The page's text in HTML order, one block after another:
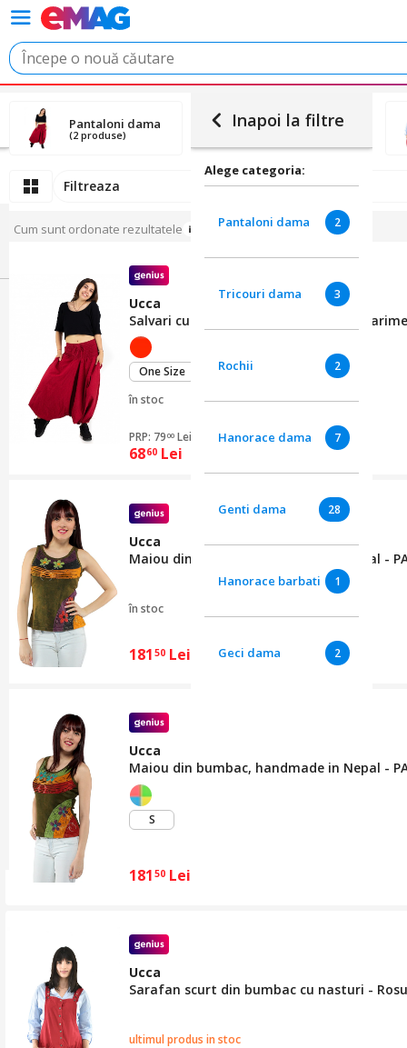
Inapoi la filtre
Alege categoria:
Pantaloni dama 2
Tricouri dama 3
Rochii 2
Hanorace dama 7
Genti dama 28
Hanorace barbati 1
Geci dama 2
Pantaloni dama
(2 produse)
Tricouri dama
(3 produse)
Filtreaza
Cum sunt ordonate rezultatele
Ucca
Salvari cu banda lata si print, Rosu,
One Size
în stoc
PRP: 79 00 Lei
6860 Lei
Ucca
Maiou din bumbac, handmade in Nepal -
în stoc
181 50 Lei
Ucca
Maiou din bumbac, handmade in Nepal -
S
181 50 Lei
Ucca
Sarafan scurt din bumbac cu nasturi - Rosu
ultimul produs in stoc